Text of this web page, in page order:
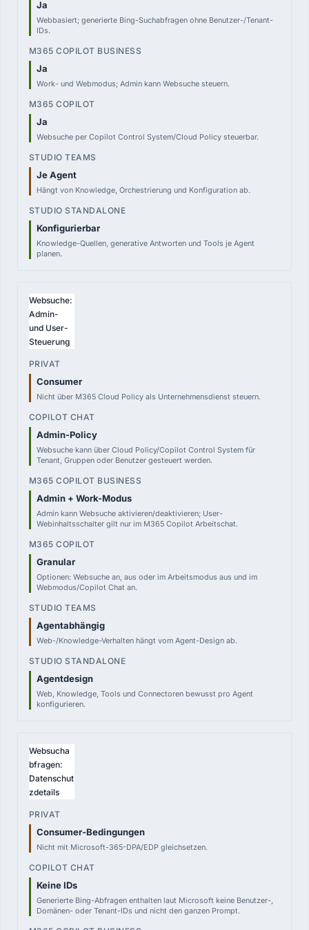
in berechtigten M365-Plänen
M365 COPILOT BUSINESS
15,60 €
Add-on pro User, jährlich
M365 COPILOT
26,00 €
Add-on pro User, jährlich
0,00 €
in ausgewählten M365-Plänen
STUDIO STANDALONE
—
Capacity / Credits / PAYG
Ja
Webbasiert; generierte Bing-Suchabfragen ohne Benutzer-/Tenant-
IDs.
Ja
Work- und Webmodus; Admin kann Websuche steuern.
Ja
Websuche per Copilot Control System/Cloud Policy steuerbar.
Je Agent
Hängt von Knowledge, Orchestrierung und Konfiguration ab.
Konfigurierbar
Knowledge-Quellen, generative Antworten und Tools je Agent
planen.
Websuche:
Admin-
und User-
Steuerung
Consumer
Nicht über M365 Cloud Policy als Unternehmensdienst steuern.
Admin-Policy
Websuche kann über Cloud Policy/Copilot Control System für
Tenant, Gruppen oder Benutzer gesteuert werden.
Admin + Work-Modus
Admin kann Websuche aktivieren/deaktivieren; User-
Webinhaltsschalter gilt nur im M365 Copilot Arbeitschat.
Granular
Optionen: Websuche an, aus oder im Arbeitsmodus aus und im
Webmodus/Copilot Chat an.
Agentabhängig
Web-/Knowledge-Verhalten hängt vom Agent-Design ab.
Agentdesign
Web, Knowledge, Tools und Connectoren bewusst pro Agent
konfigurieren.
Websucha
bfragen:
Datenschut
zdetails
Consumer-Bedingungen
Nicht mit Microsoft-365-DPA/EDP gleichsetzen.
Keine IDs
Generierte Bing-Abfragen enthalten laut Microsoft keine Benutzer-,
Domänen- oder Tenant-IDs und nicht den ganzen Prompt.